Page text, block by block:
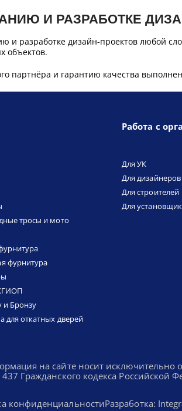
И РАЗРАБОТКЕ
и разработке дизайн-проектов любой
объектов.
партнёра и гарантию качества
тросы и мото
фурнитура
и Бронзу
для откатных дверей
Работа с
Для УК
Для дизайнеров
Для строителей
Для
на сайте носит
437 Гражданского кодекса Российской
конфиденциальностиРазработка: